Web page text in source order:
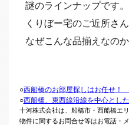
謎のラインナップです。
くりぼー宅のご近所さ
なぜこんな品揃えなの
○西船橋のお部屋探しはお任せ！
○西船橋、東西線沿線を中心とし
十河株式会社は、船橋市・西船橋エ
物件に関するお問合せ等はお電話・